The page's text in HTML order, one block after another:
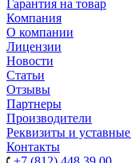
Гарантия на товар
Компания
О компании
Лицензии
Новости
Статьи
Отзывы
Партнеры
Производители
Реквизиты и
Контакты